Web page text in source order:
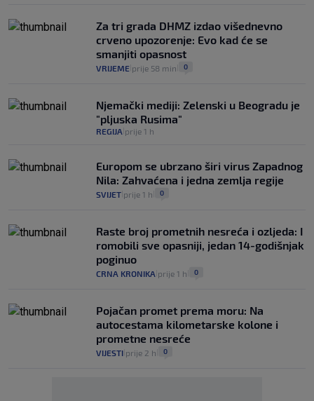
Za tri grada DHMZ izdao višednevno
crveno upozorenje: Evo kad će se
smanjiti opasnost
VRIJEME prije 58 min 0
Njemački mediji: Zelenski u Beogradu je
"pljuska Rusima"
REGIJA prije 1 h
Europom se ubrzano širi virus Zapadnog
Nila: Zahvaćena i jedna zemlja regije
SVIJET prije 1 h 0
Raste broj prometnih nesreća i ozljeda: I
romobili sve opasniji, jedan 14-godišnjak
poginuo
CRNA KRONIKA prije 1 h 0
Pojačan promet prema moru: Na
autocestama kilometarske kolone i
prometne nesreće
VIJESTI prije 2 h 0